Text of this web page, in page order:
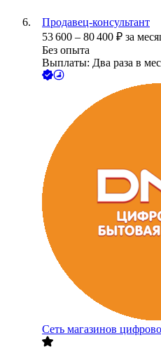
Продавец-консультант
53 600 – 80 400 ₽ за
Без опыта
Выплаты: Два раза в
Сеть магазинов